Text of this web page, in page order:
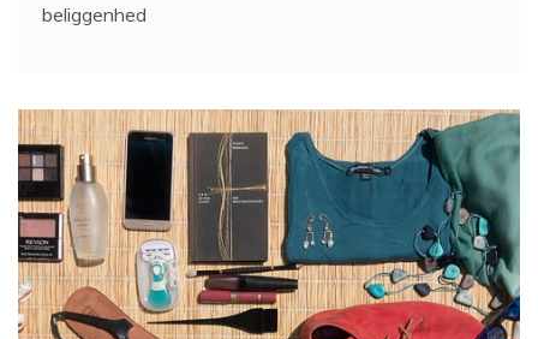
beliggenhed